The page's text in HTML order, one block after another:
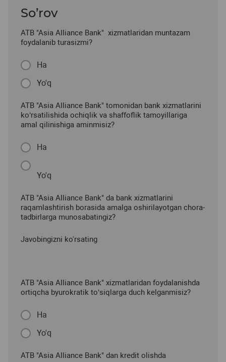
So’rov
ATB "Asia Alliance Bank" xizmatlaridan muntazam
foydalanib turasizmi?
Ha
Yo'q
ATB "Asia Alliance Bank" tomonidan bank xizmatlarini
ko‘rsatilishida ochiqlik va shaffoflik tamoyillariga
amal qilinishiga aminmisiz?
Ha
Yo'q
ATB "Asia Alliance Bank" da bank xizmatlarini
raqamlashtirish borasida amalga oshirilayotgan chora-
tadbirlarga munosabatingiz?
Javobingizni ko'rsating
ATB "Asia Alliance Bank" xizmatlaridan foydalanishda
ortiqcha byurokratik to‘siqlarga duch kelganmisiz?
Ha
Yo'q
ATB "Asia Alliance Bank" dan kredit olishda